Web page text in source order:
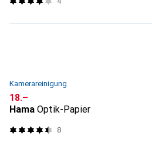
Kamerareinigung
CHF
18.–
Hama Optik-Papier
8